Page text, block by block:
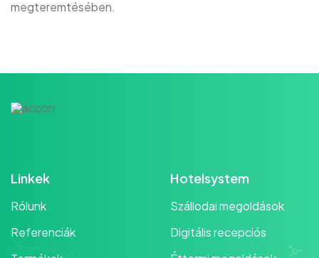
megteremtésében.
Linkek
Rólunk
Referenciák
Hotelsystem
Szállodai megoldások
Digitális recepciós